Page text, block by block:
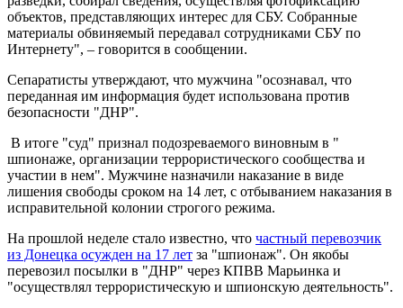
объектов, представляющих интерес для СБУ. Собранные
материалы обвиняемый передавал сотрудниками СБУ по
Интернету", – говорится в сообщении.
Сепаратисты утверждают, что мужчина "осознавал, что
переданная им информация будет использована против
безопасности "ДНР".
В итоге "суд" признал подозреваемого виновным в "
шпионаже, организации террористического сообщества и
участии в нем". Мужчине назначили наказание в виде
лишения свободы сроком на 14 лет, с отбыванием наказания в
исправительной колонии строгого режима.
На прошлой неделе стало известно, что частный перевозчик
из Донецка осужден на 17 лет за "шпионаж". Он якобы
перевозил посылки в "ДНР" через КПВВ Марьинка и
"осуществлял террористическую и шпионскую деятельность".